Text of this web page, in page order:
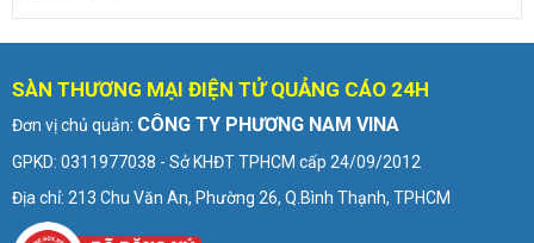
SÀN THƯƠNG MẠI ĐIỆN TỬ QUẢNG CÁO 24H
Đơn vị chủ quản: CÔNG TY PHƯƠNG NAM VINA
GPKD: 0311977038 - Sở KHĐT TPHCM cấp 24/09/2012
Địa chỉ: 213 Chu Văn An, Phường 26, Q.Bình Thạnh, TPHCM